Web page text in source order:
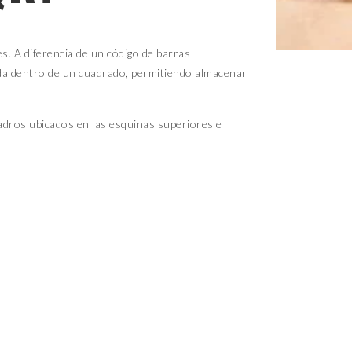
A diferencia de un código de barras
dentro de un cuadrado, permitiendo almacenar
ubicados en las esquinas superiores e